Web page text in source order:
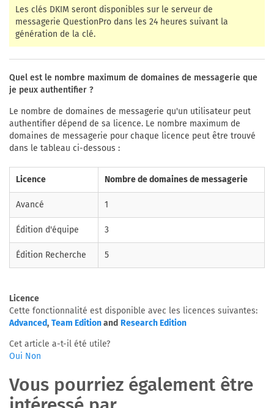
Les clés DKIM seront disponibles sur le serveur de
messagerie QuestionPro dans les 24 heures suivant la
génération de la clé.
Quel est le nombre maximum de domaines de messagerie que
je peux authentifier ?
Le nombre de domaines de messagerie qu'un utilisateur peut
authentifier dépend de sa licence. Le nombre maximum de
domaines de messagerie pour chaque licence peut être trouvé
dans le tableau ci-dessous :
Licence Nombre de domaines de messagerie
Avancé 1
Édition d'équipe 3
Édition Recherche 5
Licence
Cette fonctionnalité est disponible avec les licences suivantes:
Advanced, Team Editionand Research Edition
Cet article a-t-il été utile?
Oui Non
Vous pourriez également être